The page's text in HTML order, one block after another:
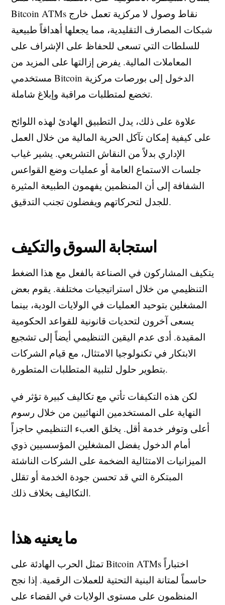
Bitcoin ATMs نقاط وصول لا مركزية تعمل خارج
شبكات المصارف التقليدية، مما يجعلها أهدافاً طبيعية
للسلطات التي تسعى للحفاظ على الإشراف على
المعاملات المالية. يفرض إزالتها على المزيد من
مستخدمي Bitcoin الدخول إلى بورصات مركزية
تخضع لمتطلبات مراقبة وإبلاغ شاملة.
علاوة على ذلك، يدل التطبيق الهادئ لهذه اللوائح
على كيفية إمكان تآكل الحرية المالية من خلال العمل
الإداري بدلاً من النقاش التشريعي. يشير غياب
جلسات الاستماع العامة أو عمليات وضع القواعس
الشفافة إلى أن المنظمين يفهمون الطبيعة المثيرة
للجدل لتحركاتهم ويفضلون تجنب التدقيق.
استجابة السوق والتكيف
يتكيف المشاركون في الصناعة بالفعل مع هذا الضغط
التنظيمي من خلال استراتيجيات مختلفة. يقوم بعض
المشغلين بتوحيد العمليات في الولايات الودية، بينما
يسعى آخرون لتحديات قانونية للقواعد الحكومية
المقيدة. أدى عدم اليقين التنظيمي أيضاً إلى تشجيع
الابتكار في تكنولوجيا الامتثال، مع قيام الشركات
بتطوير حلول لتلبية المتطلبات المتطورة.
لكن هذه التكيفات تأتي مع تكاليف كبيرة تؤثر في
النهاية على المستخدمين النهائيين من خلال رسوم
أعلى وتوفر خدمة أقل. يخلق العبء التنظيمي حاجزاً
أمام الدخول يفضل المشغلين المؤسسيين ذوي
الميزانيات الامتثالية الضخمة على الشركات الناشئة
المبتكرة التي قد تحسن جودة الخدمة أو تقلل
التكاليف بخلاف ذلك.
ما يعنيه هذا
تمثل الحرب الهادئة على Bitcoin ATMs اختباراً
حاسماً لمتانة البنية التحتية للعملات الرقمية. إذا نجح
المنظمون على مستوى الولايات في القضاء على